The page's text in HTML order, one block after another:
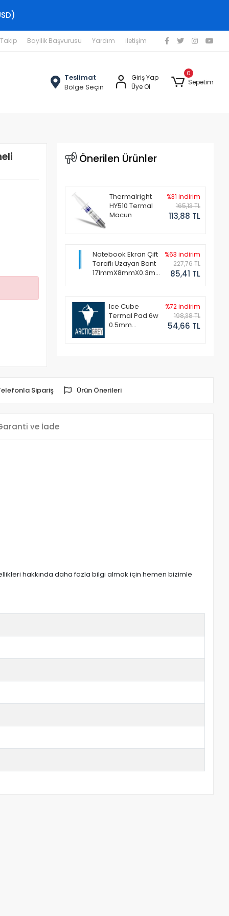
Bayilik Başvurusu Yardım İletişim
Teslimat
Bölge Seçin
Giriş Yap
Üye Ol
0
Sepetim
Önerilen Ürünler
Thermalright
HY510 Termal
Macun
%31 indirim
165,13 TL
113,88 TL
Notebook Ekran Çift
Taraflı Uzayan Bant
171mmX8mmX0.3mm
%63 indirim
227,76 TL
85,41 TL
Ice Cube
Termal Pad 6w
0.5mm
%72 indirim
198,38 TL
54,66 TL
Sipariş Ürün Önerileri
ve İade
hakkında daha fazla bilgi almak için hemen bizimle